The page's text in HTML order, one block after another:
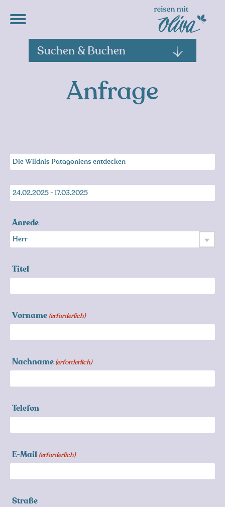
Suchen & Buchen
Anfrage
Reise
Reisedatum
Anrede
Titel
Vorname (erforderlich)
Nachname (erforderlich)
Telefon
E-Mail (erforderlich)
Straße